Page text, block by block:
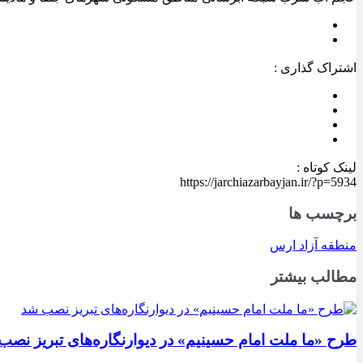
اشتراک گذاری :
لینک کوتاه :
https://jarchiazarbayjan.ir/?p=5934
برچسب ها
منطقه آزاد ارس
مطالب بیشتر
طرح «ما ملت امام حسینیم» در دیوارنگاره‌های تبریز